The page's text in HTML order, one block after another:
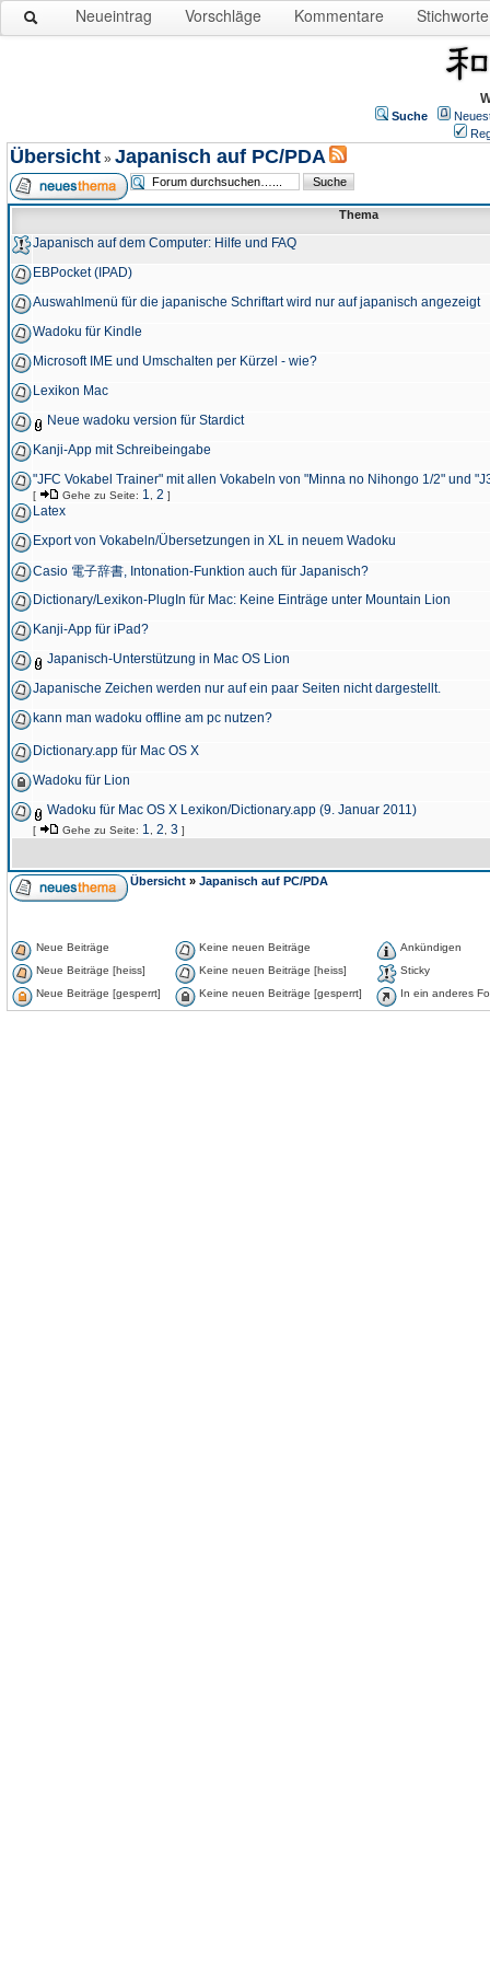
Neueintrag Vorschläge Kommentare Stichworte
Suche
Übersicht » Japanisch auf PC/PDA
Thema
Japanisch auf dem Computer: Hilfe und FAQ
EBPocket (IPAD)
Auswahlmenü für die japanische Schriftart wird nur auf japanisch angezeigt
Wadoku für Kindle
Microsoft IME und Umschalten per Kürzel - wie?
Lexikon Mac
Neue wadoku version für Stardict
Kanji-App mit Schreibeingabe
"JFC Vokabel Trainer" mit allen Vokabeln von "Minna no Nihongo 1/2" und
[ Gehe zu Seite: 1 2 ]
Latex
Export von Vokabeln/Übersetzungen in XL in neuem Wadoku
Casio 電子辞書, Intonation-Funktion auch für Japanisch?
Dictionary/Lexikon-PlugIn für Mac: Keine Einträge unter Mountain Lion
Kanji-App für iPad?
Japanisch-Unterstützung in Mac OS Lion
Japanische Zeichen werden nur auf ein paar Seiten nicht dargestellt.
kann man wadoku offline am pc nutzen?
Dictionary.app für Mac OS X
Wadoku für Lion
Wadoku für Mac OS X Lexikon/Dictionary.app (9. Januar 2011)
[ Gehe zu Seite: 1 2 3 ]
Übersicht » Japanisch auf PC/PDA
Neue Beiträge Keine neuen Beiträge
Ankündigen
Neue Beiträge [heiss]
Keine neuen Beiträge [heiss]
Sticky
Neue Beiträge [gesperrt]
Keine neuen Beiträge [gesperrt] In ein anderes